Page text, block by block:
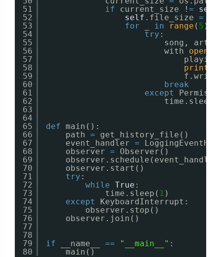
51
52
53
54
55
56
57
58
59
60
61
62
63
64
65
66
67
68
69
70
71
72
73
74
75
76
77
78
79
80
if
current_size ! = self
self .file_size =
for
in range ( 5 ):
try :
song,
with open
print
break
except
time.sleep(
def
main():
path =
get_history_file()
event_handler =
observer =
Observer()
observer.start()
try :
while True :
time.sleep( 1 )
except
KeyboardInterrupt:
observer.stop()
observer.join()
if __name__ == "__main__" :
main()